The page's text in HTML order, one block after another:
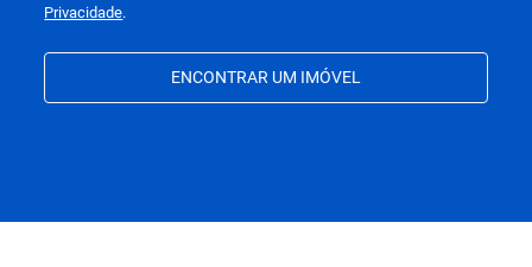
Privacidade.
ENCONTRAR UM IMÓVEL